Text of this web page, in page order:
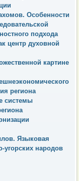
Особенности
подхода
центр духовной
картине
региона
системы
Языковая
угорских народов